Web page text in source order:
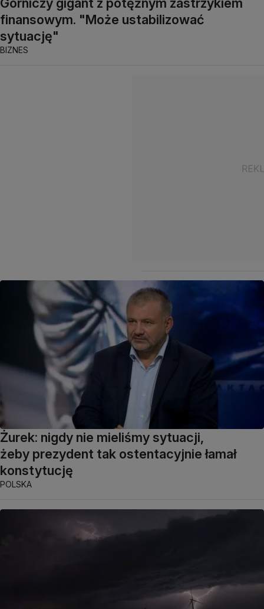
Górniczy gigant z potężnym zastrzykiem
finansowym. "Może ustabilizować
sytuację"
BIZNES
Żurek: nigdy nie mieliśmy sytuacji,
żeby prezydent tak ostentacyjnie łamał
konstytucję
POLSKA